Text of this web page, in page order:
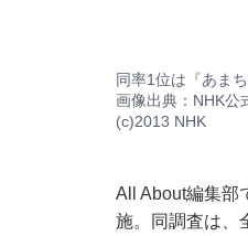
同率1位は『あま
画像出典： NHK公
(c)2013 NHK
All About編集部
施。同調査は、